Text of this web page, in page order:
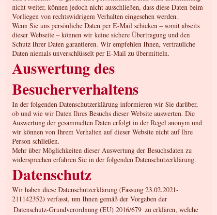
nicht weiter, können jedoch nicht ausschließen, dass diese Daten beim
Vorliegen von rechtswidrigem Verhalten eingesehen werden.
Wenn Sie uns persönliche Daten per E-Mail schicken – somit abseits
dieser Webseite – können wir keine sichere Übertragung und den
Schutz Ihrer Daten garantieren. Wir empfehlen Ihnen, vertrauliche
Daten niemals unverschlüsselt per E-Mail zu übermitteln.
Auswertung des
Besucherverhaltens
In der folgenden Datenschutzerklärung informieren wir Sie darüber,
ob und wie wir Daten Ihres Besuchs dieser Website auswerten. Die
Auswertung der gesammelten Daten erfolgt in der Regel anonym und
wir können von Ihrem Verhalten auf dieser Website nicht auf Ihre
Person schließen.
Mehr über Möglichkeiten dieser Auswertung der Besuchsdaten zu
widersprechen erfahren Sie in der folgenden Datenschutzerklärung.
Datenschutz
Wir haben diese Datenschutzerklärung (Fassung 23.02.2021-
211142352) verfasst, um Ihnen gemäß der Vorgaben der
Datenschutz-Grundverordnung (EU) 2016/679 zu erklären, welche